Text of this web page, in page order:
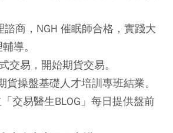
商，NGH 催眠師合格，實踐大
導。
交易，開始期貨交易。
操盤基礎人才培訓專班結業。
交易醫生BLOG」每日提供盤前